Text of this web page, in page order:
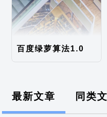
百度绿萝算法1.0
最新文章 同类